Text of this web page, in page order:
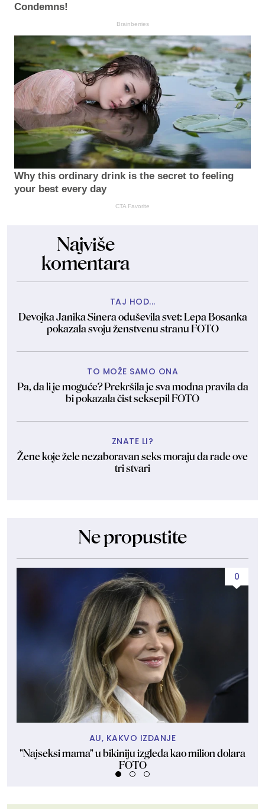
Condemns!
Brainberries
Why this ordinary drink is the secret to feeling
your best every day
CTA Favorite
Najviše
komentara
TAJ HOD...
Devojka Janika Sinera oduševila svet: Lepa Bosanka
pokazala svoju ženstvenu stranu FOTO
TO MOŽE SAMO ONA
Pa, da li je moguće? Prekršila je sva modna pravila da
bi pokazala čist seksepil FOTO
ZNATE LI?
Žene koje žele nezaboravan seks moraju da rade ove
tri stvari
Ne propustite
0
AU, KAKVO IZDANJE
"Najseksi mama" u bikiniju izgleda kao milion dolara
FOTO